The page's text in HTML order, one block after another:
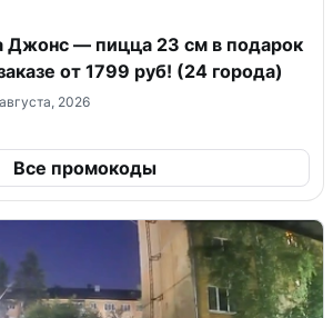
Джонс — пицца 23 см в подарок
от 1799 руб! (24 города)
2026
Все промокоды